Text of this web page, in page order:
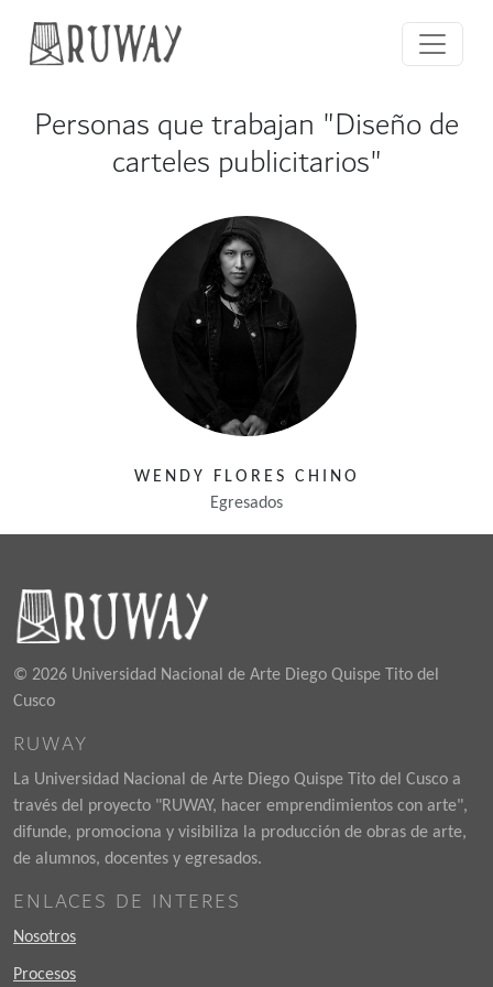
Personas que trabajan "Diseño de
carteles publicitarios"
WENDY FLORES CHINO
Egresados
© 2026 Universidad Nacional de Arte Diego Quispe Tito del
Cusco
RUWAY
La Universidad Nacional de Arte Diego Quispe Tito del Cusco a
través del proyecto "RUWAY, hacer emprendimientos con arte",
difunde, promociona y visibiliza la producción de obras de arte,
de alumnos, docentes y egresados.
ENLACES DE INTERES
Nosotros
Procesos